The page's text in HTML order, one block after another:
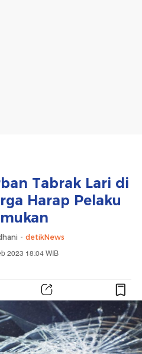
Tabrak Lari di
Harap Pelaku
- detikNews
2023 18:04 WIB